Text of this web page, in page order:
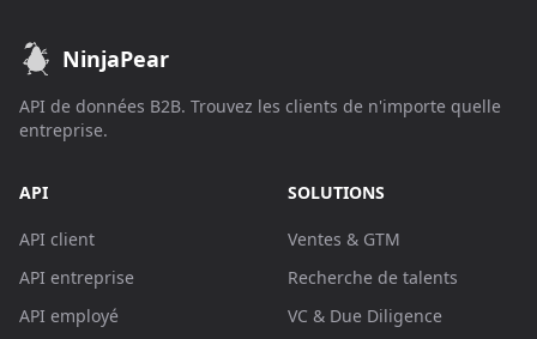
NinjaPear
API de données B2B. Trouvez les clients de n'importe quelle
entreprise.
API
API client
API entreprise
API employé
SOLUTIONS
Ventes & GTM
Recherche de talents
VC & Due Diligence